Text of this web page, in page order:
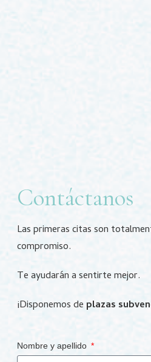
Contáctanos
Las primeras citas son
compromiso.
Te ayudarán a sentirte mejor.
¡Disponemos de plazas
Nombre y apellido